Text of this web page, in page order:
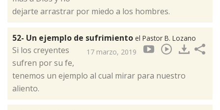
dejarte arrastrar por miedo a los hombres.
52- Un ejemplo de sufrimiento el Pastor B. Lozano
17 marzo, 2019
Si los creyentes
sufren por su fe,
tenemos un ejemplo al cual mirar para nuestro
aliento.